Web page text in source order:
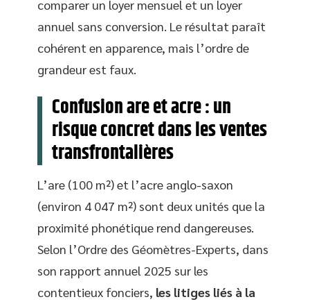
comparer un loyer mensuel et un loyer
annuel sans conversion. Le résultat paraît
cohérent en apparence, mais l’ordre de
grandeur est faux.
Confusion are et acre : un
risque concret dans les ventes
transfrontalières
L’are (100 m²) et l’acre anglo-saxon
(environ 4 047 m²) sont deux unités que la
proximité phonétique rend dangereuses.
Selon l’Ordre des Géomètres-Experts, dans
son rapport annuel 2025 sur les
contentieux fonciers, les litiges liés à la